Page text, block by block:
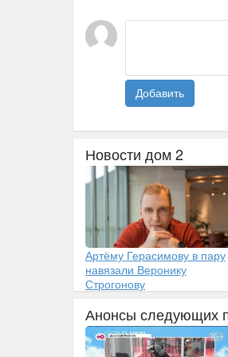
Добавить
Новости дом 2
Артёму Герасимову в пару
навязали Веронику
Строгонову
Анонсы следующих